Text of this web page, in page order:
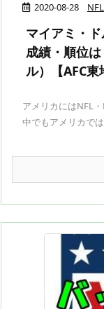
2020-08-28 NFL
マイアミ・
成績・順位
ル）【AFC東
アメリカにはNFL
中でもアメリカで